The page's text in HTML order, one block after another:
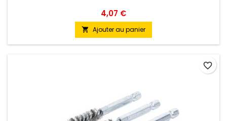
4,07 €
 Ajouter au panier
favorite_border